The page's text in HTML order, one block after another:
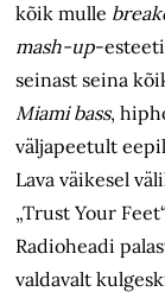
kõik mulle
mash-up-
seinast seina
Miami bass,
väljapeetult
Lava väikesel
„Trust Your
Radioheadi
valdavalt